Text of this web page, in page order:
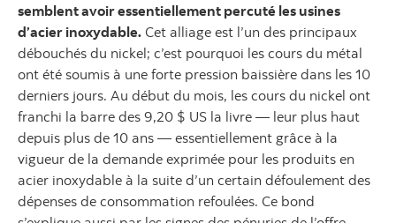
semblent avoir essentiellement percuté les usines
d’acier inoxydable. Cet alliage est l’un des principaux
débouchés du nickel; c’est pourquoi les cours du métal
ont été soumis à une forte pression baissière dans les 10
derniers jours. Au début du mois, les cours du nickel ont
franchi la barre des 9,20 $ US la livre — leur plus haut
depuis plus de 10 ans — essentiellement grâce à la
vigueur de la demande exprimée pour les produits en
acier inoxydable à la suite d’un certain défoulement des
dépenses de consommation refoulées. Ce bond